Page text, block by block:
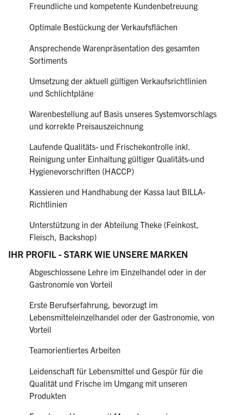
Freundliche und kompetente Kundenbetreuung
Optimale Bestückung der Verkaufsflächen
Ansprechende Warenpräsentation des gesamten
Sortiments
Umsetzung der aktuell gültigen Verkaufsrichtlinien
und Schlichtpläne
Warenbestellung auf Basis unseres Systemvorschlags
und korrekte Preisauszeichnung
Laufende Qualitäts- und Frischekontrolle inkl.
Reinigung unter Einhaltung gültiger Qualitäts-und
Hygienevorschriften (HACCP)
Kassieren und Handhabung der Kassa laut BILLA-
Richtlinien
Unterstützung in der Abteilung Theke (Feinkost,
Fleisch, Backshop)
IHR PROFIL - STARK WIE UNSERE MARKEN
Abgeschlossene Lehre im Einzelhandel oder in der
Gastronomie von Vorteil
Erste Berufserfahrung, bevorzugt im
Lebensmitteleinzelhandel oder der Gastronomie, von
Vorteil
Teamorientiertes Arbeiten
Leidenschaft für Lebensmittel und Gespür für die
Qualität und Frische im Umgang mit unseren
Produkten